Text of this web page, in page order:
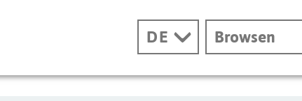
DE Browsen